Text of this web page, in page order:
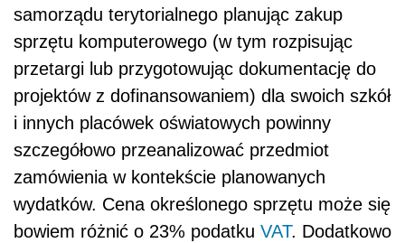
samorządu terytorialnego planując zakup
sprzętu komputerowego (w tym rozpisując
przetargi lub przygotowując dokumentację do
projektów z dofinansowaniem) dla swoich szkół
i innych placówek oświatowych powinny
szczegółowo przeanalizować przedmiot
zamówienia w kontekście planowanych
wydatków. Cena określonego sprzętu może się
bowiem różnić o 23% podatku VAT. Dodatkowo